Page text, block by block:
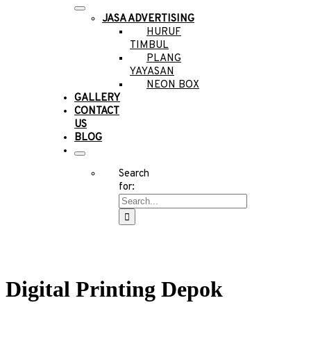
JASA ADVERTISING
HURUF
TIMBUL
PLANG
YAYASAN
NEON BOX
GALLERY
CONTACT
US
BLOG
Search
for:
Digital Printing Depok